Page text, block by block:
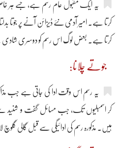
یہ ایک مقبول عام رسم ہے، جسے ہر
کرتا ہے۔ امیر آدمی نئے ڈیزائن آنے پر جوتا
کرتا ہے۔ بعض لوگ اس رسم کو دوسری شادی
جوتے چلانا:
یہ رسم اس وقت ادا کی جاتی ہے جب
کر اسمبلیوں تک، جب مسائل گفت و شنید
ہیں۔ مذکورہ رسم کی ادائیگی سے قبل گالی گلوچ